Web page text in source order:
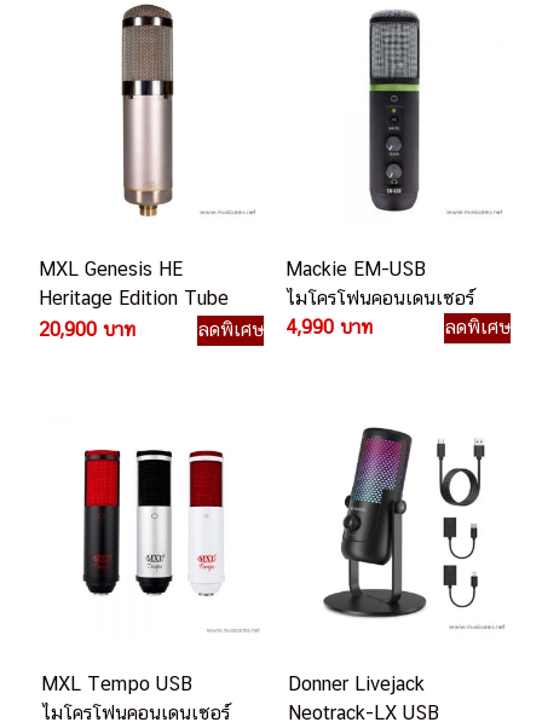
MXL Genesis HE
Heritage Edition Tube
Microphone
20,900 บาท ลดพิเศษ
Mackie EM-USB
ไมโครโฟนคอนเดนเซอร์
4,990 บาท
ลดพิเศษ
MXL Tempo USB
ไมโครโฟนคอนเดนเซอร์
Donner Livejack
Neotrack-LX USB